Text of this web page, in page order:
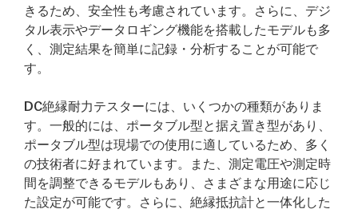
きるため、安全性も考慮されています。さらに、デジ
タル表示やデータロギング機能を搭載したモデルも多
く、測定結果を簡単に記録・分析することが可能で
す。
DC絶縁耐力テスターには、いくつかの種類がありま
す。一般的には、ポータブル型と据え置き型があり、
ポータブル型は現場での使用に適しているため、多く
の技術者に好まれています。また、測定電圧や測定時
間を調整できるモデルもあり、さまざまな用途に応じ
た設定が可能です。さらに、絶縁抵抗計と一体化した